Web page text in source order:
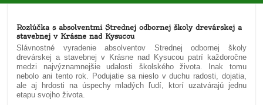
Rozlúčka s absolventmi Strednej odbornej školy drevárskej a
stavebnej v Krásne nad Kysucou
Slávnostné vyradenie absolventov Strednej odbornej školy
drevárskej a stavebnej v Krásne nad Kysucou patrí každoročne
medzi najvýznamnejšie udalosti školského života. Inak tomu
nebolo ani tento rok. Podujatie sa nieslo v duchu radosti, dojatia,
ale aj hrdosti na úspechy mladých ľudí, ktorí uzatvárajú jednu
etapu svojho života.